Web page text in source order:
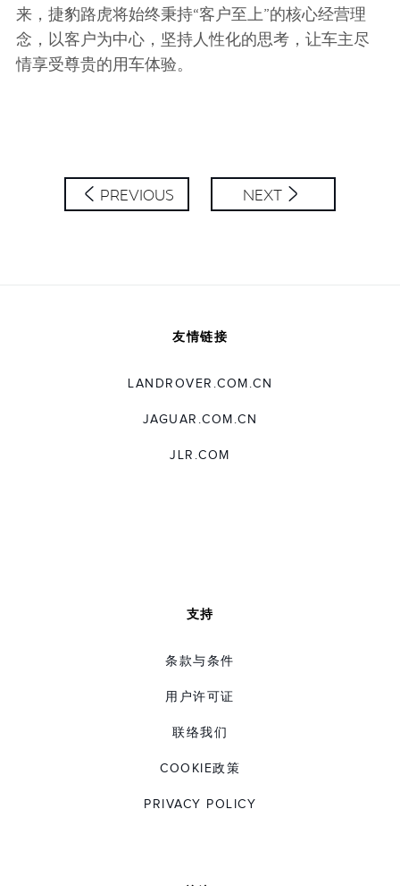
来，捷豹路虎将始终秉持“客户至上”的核心经营理
念，以客户为中心，坚持人性化的思考，让车主尽
情享受尊贵的用车体验。
PREVIOUS NEXT
友情链接
LANDROVER.COM.CN
JAGUAR.COM.CN
JLR.COM
支持
条款与条件
用户许可证
联络我们
COOKIE政策
PRIVACY POLICY